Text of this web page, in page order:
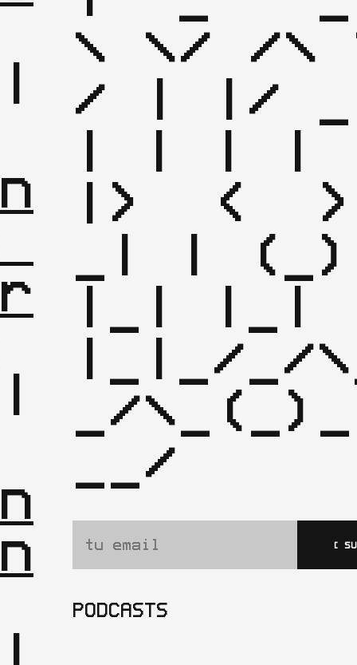
\ \/ /\
/ | |/
|>  <
_| | (_)
|_|_/_/
_/
__/
[
PODCASTS